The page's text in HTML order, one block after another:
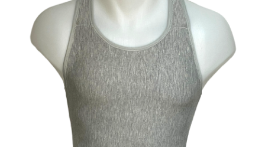
Blogs